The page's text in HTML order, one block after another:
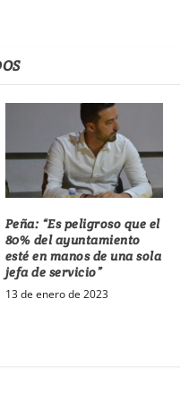
Peña: “Es peligroso que el
80% del ayuntamiento
esté en manos de una sola
jefa de servicio”
13 de enero de 2023